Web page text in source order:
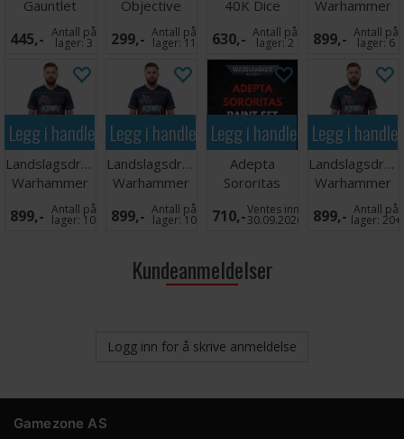
Gauntlet
Crusade
Campaign
Book
445,- Antall på
lager:3
Objective
Markers for
40K
299,- Antall på
lager: 11
40K Dice
Tower
630,- Antall på
lager:2
Warhammer
2026 Norge
M
899,- Antall på
lager:6
Legg i handlekurven
Landslagsdrakt
Warhammer
2026 Norge
XXL
899,- Antall på
lager: 10
Legg i handlekurven
Landslagsdrakt
Warhammer
2026 Norge L
899,- Antall på
lager: 10
Legg i handlekurven
Adepta
Sororitas
Paint Set
710,-Ventes inn
30.09.2026
Legg i
Landslagsdrakt
Warhammer
2026 Norge
XL
899,- Antall på
lager:20+
Kundeanmeldelser
Logg inn for å skrive anmeldelse
Gamezone AS